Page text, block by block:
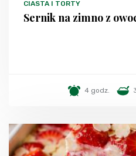
CIASTA I TORTY
Sernik na zimno z
4 godz.